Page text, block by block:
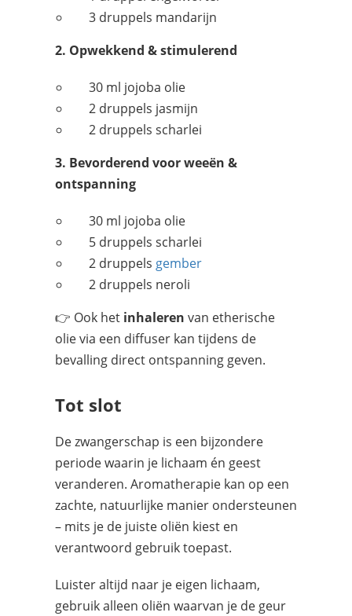
3 druppels mandarijn
2. Opwekkend & stimulerend
30 ml jojoba olie
2 druppels jasmijn
2 druppels scharlei
3. Bevorderend voor weeën &
ontspanning
30 ml jojoba olie
5 druppels scharlei
2 druppels gember
2 druppels neroli
👉 Ook het inhaleren van etherische
olie via een diffuser kan tijdens de
bevalling direct ontspanning geven.
Tot slot
De zwangerschap is een bijzondere
periode waarin je lichaam én geest
veranderen. Aromatherapie kan op een
zachte, natuurlijke manier ondersteunen
– mits je de juiste oliën kiest en
verantwoord gebruik toepast.
Luister altijd naar je eigen lichaam,
gebruik alleen oliën waarvan je de geur